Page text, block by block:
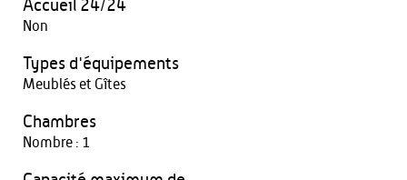
Accueil 24/24
Non
Types d'équipements
Meublés et Gîtes
Chambres
Nombre : 1